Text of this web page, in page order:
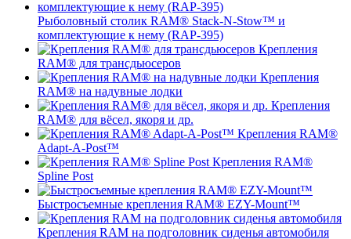
Рыболовный столик RAM® Stack-N-Stow™ и
комплектующие к нему (RAP-395)
Крепления
RAM® для трансдьюсеров
Крепления
RAM® на надувные лодки
Крепления
RAM® для вёсел, якоря и др.
Крепления RAM®
Adapt-A-Post™
Крепления RAM®
Spline Post
Быстросъемные крепления RAM® EZY-Mount™
Крепления RAM на подголовник сиденья автомобиля